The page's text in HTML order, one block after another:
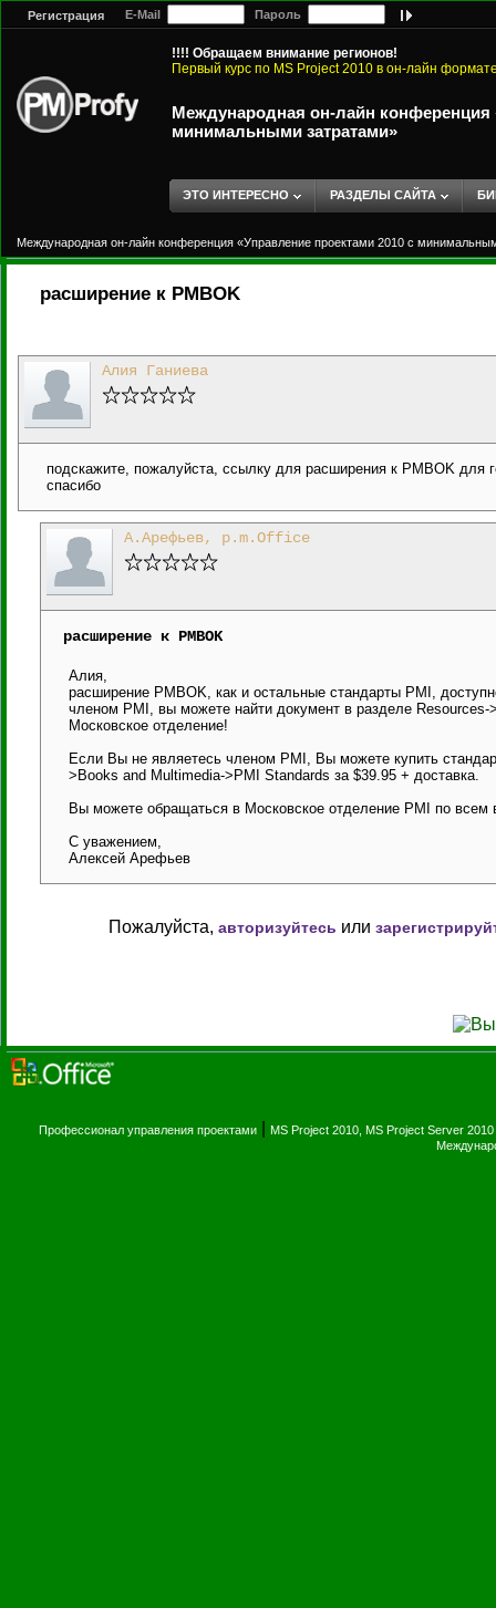
Регистрация E-Mail Пароль
!!!! Обращаем внимание регионов!
Первый курс по MS Project 2010 в он-лайн
Международная он-лайн конференция
минимальными затратами»
ЭТО ИНТЕРЕСНО РАЗДЕЛЫ САЙТА
Международная он-лайн конференция «Управление проектами 2010 с
расширение к PMBOK
Алия Ганиева
подскажите, пожалуйста, ссылку для расширения к PMBOK для
спасибо
А.Арефьев, p.m.Office
расширение к PMBOK
Алия,
расширение PMBOK, как и остальные стандарты PMI,
членом PMI, вы можете найти документ в разделе
Московское отделение!
Если Вы не являетесь членом PMI, Вы можете купить
>Books and Multimedia->PMI Standards за $39.95 + доставка.
Вы можете обращаться в Московское отделение PMI по
С уважением,
Алексей Арефьев
Пожалуйста, авторизуйтесь или
Профессионал управления проектами MS Project 2010, MS Project Server 2010